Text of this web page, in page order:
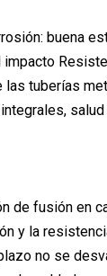
buena
las tuberías
de fusión en
y la
no se